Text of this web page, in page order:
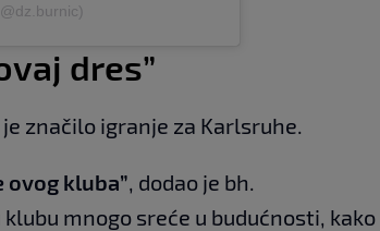
dres”
značilo igranje za Karlsruhe.
ovog kluba”, dodao je bh.
mnogo sreće u budućnosti, kako